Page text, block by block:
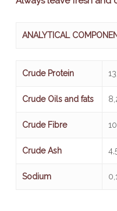
ANALYTICAL
Crude Protein
Crude Oils and fats
Crude Fibre
Crude Ash
Sodium